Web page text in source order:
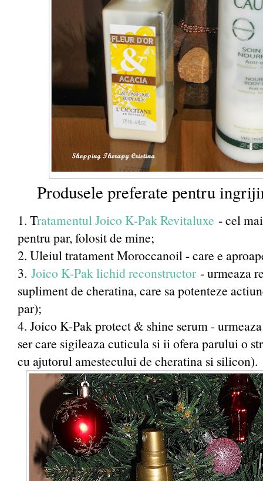
Produsele preferate pentru
1. Tratamentul Joico K-Pak Revitaluxe - cel
pentru par, folosit de mine;
2. Uleiul tratament Moroccanoil - care e
3. Joico K-Pak lichid reconstructor - urmeaza
supliment de cheratina, care sa potenteze
par);
4. Joico K-Pak protect & shine serum -
ser care sigileaza cuticula si ii ofera parului o
cu ajutorul amestecului de cheratina si silicon).